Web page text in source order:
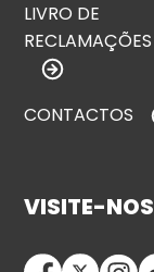
LIVRO DE
RECLAMAÇÕES
CONTACTOS
VISITE-NOS